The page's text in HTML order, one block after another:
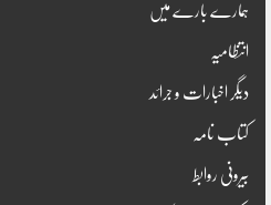
ہمارے بارے میں
انتظامیہ
دیگر اخبارات و جرائد
کتاب نامہ
بیرونی روابط